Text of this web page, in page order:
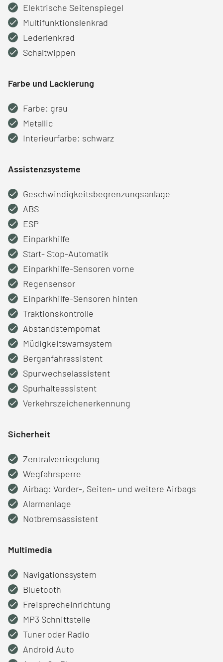
Elektrische Seitenspiegel
Multifunktionslenkrad
Lederlenkrad
Schaltwippen
Farbe und Lackierung
Farbe: grau
Metallic
Interieurfarbe: schwarz
Assistenzsysteme
Geschwindigkeitsbegrenzungsanlage
ABS
ESP
Einparkhilfe
Start- Stop-Automatik
Einparkhilfe-Sensoren vorne
Regensensor
Einparkhilfe-Sensoren hinten
Traktionskontrolle
Abstandstempomat
Müdigkeitswarnsystem
Berganfahrassistent
Spurwechselassistent
Spurhalteassistent
Verkehrszeichenerkennung
Sicherheit
Zentralverriegelung
Wegfahrsperre
Airbag: Vorder-, Seiten- und weitere Airbags
Alarmanlage
Notbremsassistent
Multimedia
Navigationssystem
Bluetooth
Freisprecheinrichtung
MP3 Schnittstelle
Tuner oder Radio
Android Auto